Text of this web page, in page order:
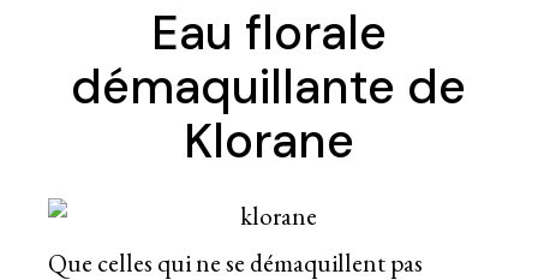
Eau florale
démaquillante de
Klorane
Que celles qui ne se démaquillent pas